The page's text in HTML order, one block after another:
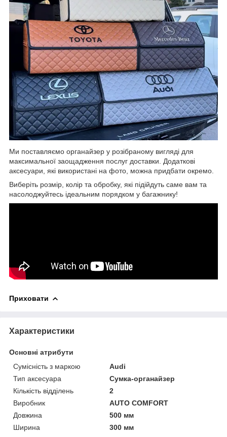
Ми поставляємо органайзер у розібраному вигляді для
максимальної заощадження послуг доставки. Додаткові
аксесуари, які використані на фото, можна придбати окремо.
Виберіть розмір, колір та обробку, які підійдуть саме вам та
насолоджуйтесь ідеальним порядком у багажнику!
Приховати
Характеристики
Основні атрибути
Сумісність з маркою
Audi
Тип аксесуара
Сумка-органайзер
Кількість відділень
2
Виробник
AUTO COMFORT
Довжина
500 мм
Ширина
300 мм